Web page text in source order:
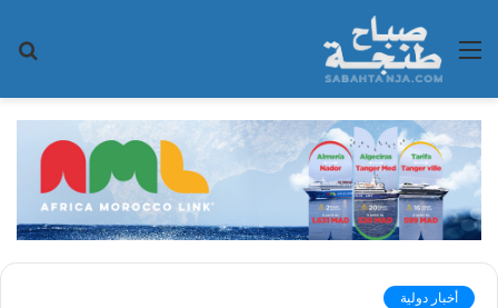
القائمة
أخبار دولية